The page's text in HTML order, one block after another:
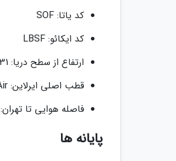
کد یاتا: SOF
کد ایکائو: LBSF
ارتفاع از سطح دریا: 531 متر
قطب اصلی ایرلاین: BH Air، Bulgaria Air، Bulgarian Air Charter، Ryanair، Wizz Air
فاصله هوایی تا تهران: 2534 کیلموتر بسته به شرایط پرواز معادل حدودا 7 ساعت
پایانه ها